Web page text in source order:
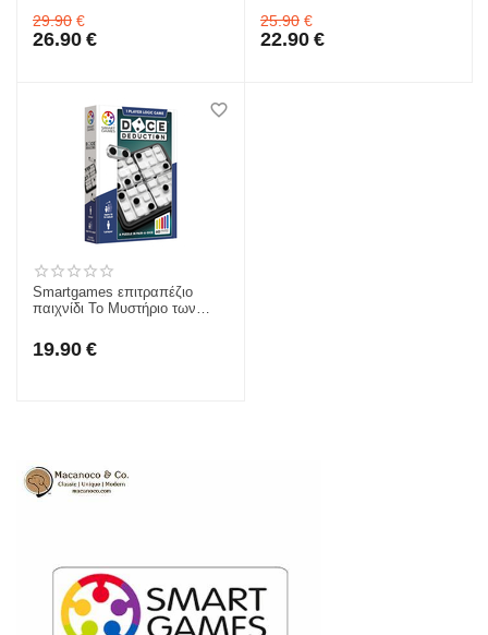
29.90 €
26.90 €
25.90 €
22.90 €
Smartgames επιτραπέζιο
παιχνίδι Το Μυστήριο των
19.90 €